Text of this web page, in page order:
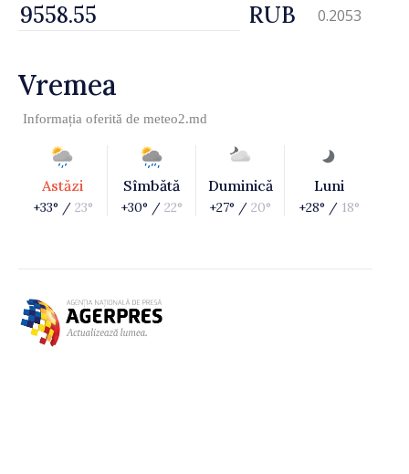
RUB 0.2053
Vremea
Informația oferită de meteo2.md
Astăzi
+33° / 23°
Sîmbătă
+30° / 22°
Duminică
+27° / 20°
Luni
+28° / 18°